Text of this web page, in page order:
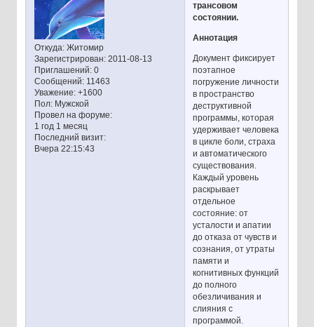
Откуда:Житомир
Зарегистрирован: 2011-08-13
Приглашений:0
Сообщений:11463
Уважение: +1600
Пол:Мужской
Провел на форуме:
1 год 1 месяц
Последний визит:
Вчера 22:15:43
трансовом
состоянии.
Аннотация
Документ фиксирует
поэтапное
погружение личности
в пространство
деструктивной
программы, которая
удерживает человека
в цикле боли, страха
и автоматического
существования.
Каждый уровень
раскрывает
отдельное
состояние: от
усталости и апатии
до отказа от чувств и
сознания, от утраты
памяти и
когнитивных функций
до полного
обезличивания и
слияния с
программой.